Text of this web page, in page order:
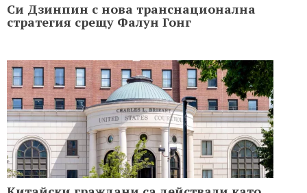
Си Дзинпин с нова транснационална
стратегия срещу Фалун Гонг